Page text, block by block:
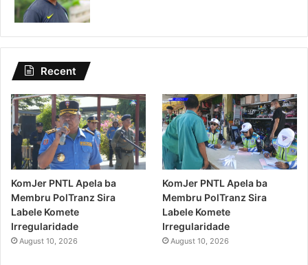
Recent
KomJer PNTL Apela ba
Membru PolTranz Sira
Labele Komete
Irregularidade
August 10, 2026
KomJer PNTL Apela ba
Membru PolTranz Sira
Labele Komete
Irregularidade
August 10, 2026